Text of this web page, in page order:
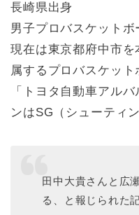
長崎県出身
男子プロバスケットボ
現在は東京都府中市
属するプロバスケット
「トヨタ自動車アル
ンはSG（シューティ
田中大貴さんと広
る、と報じられた